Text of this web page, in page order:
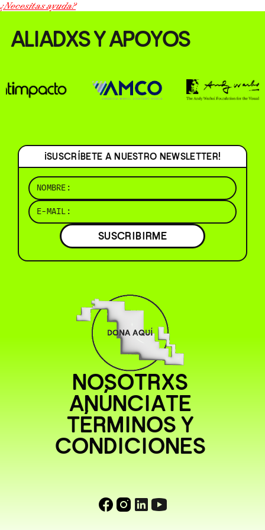
¿Necesitas ayuda?
ALIADXS Y APOYOS
¡SUSCRÍBETE A NUESTRO NEWSLETTER!
SUSCRIBIRME
NOSOTRXS
ANÚNCIATE
TÉRMINOS Y
CONDICIONES